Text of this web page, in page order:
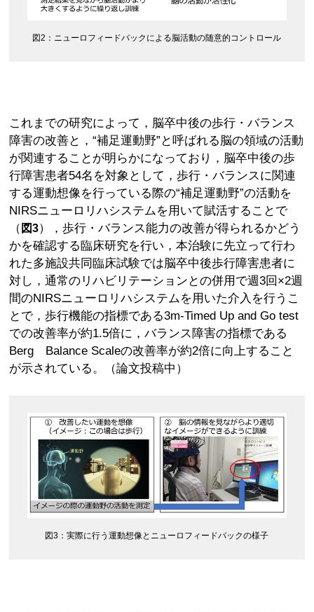
図2：ニューロフィードバックによる脳活動の随意的コントロール
これまでの研究によって，脳卒中後の歩行・バランス
障害の改善と，“補足運動野”と呼ばれる脳の領域の活動
が関連することが明らかになっており，脳卒中後の歩
行障害患者54名を対象として，歩行・バランスに関連
する運動想像を行っている際の“補足運動野”の活動を
NIRSニューロリハシステムを用いて賦活することで
（ 図3），歩行・バランス能力の改善が得られるかどう
かを確認する臨床研究を行い，本治験に先立って行わ
れた多施設共同臨床試験では脳卒中後歩行障害患者に
対し，通常のリハビリテーションとの併用で週3回×2週
間のNIRSニューロリハシステムを用いた介入を行うこ
とで，歩行機能の指標である3m-Timed Up and Go test
での改善率が約1.5倍に，バランス障害の指標である
Berg Balance Scaleの改善率が約2倍に向上すること
が示されている。（論文投稿中）
図3：実際に行う運動想像とニューロフィードバックの様子